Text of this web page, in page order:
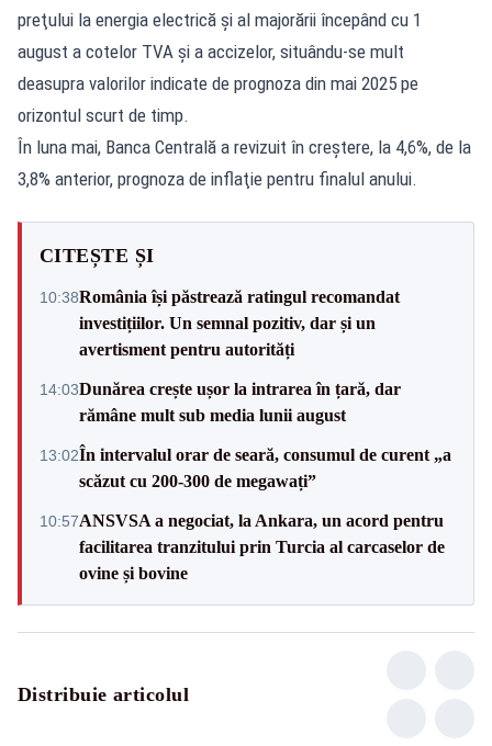
preţului la energia electrică şi al majorării începând cu 1
august a cotelor TVA şi a accizelor, situându-se mult
deasupra valorilor indicate de prognoza din mai 2025 pe
orizontul scurt de timp.
În luna mai, Banca Centrală a revizuit în creştere, la 4,6%, de la
3,8% anterior, prognoza de inflaţie pentru finalul anului.
CITEȘTE ȘI
10:38România își păstrează ratingul recomandat
investițiilor. Un semnal pozitiv, dar și un
avertisment pentru autorități
14:03Dunărea crește ușor la intrarea în țară, dar
rămâne mult sub media lunii august
13:02În intervalul orar de seară, consumul de curent „a
scăzut cu 200-300 de megawați”
10:57ANSVSA a negociat, la Ankara, un acord pentru
facilitarea tranzitului prin Turcia al carcaselor de
ovine și bovine
Distribuie articolul